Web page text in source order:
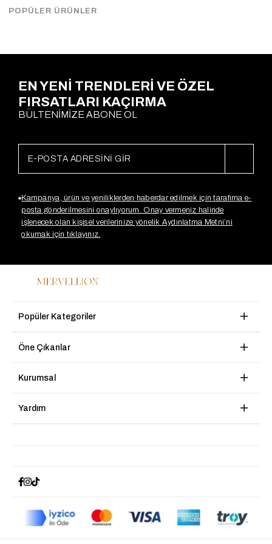
EN YENİ TRENDLERİ VE ÖZEL
FIRSATLARI KAÇIRMA
BÜLTENİMİZE ABONE OL
Kampanya, ürün ve yeniliklerden haberdar edilmek için tarafıma e-
posta gönderilmesini onaylıyorum. Onay vermeniz halinde
işlenecek olan kişisel verilerinize yönelik Aydınlatma Metni’ni
okumak için tıklayınız.
Popüler Kategoriler
Öne Çıkanlar
Kurumsal
Yardım
POPÜLER ÜRÜNLER